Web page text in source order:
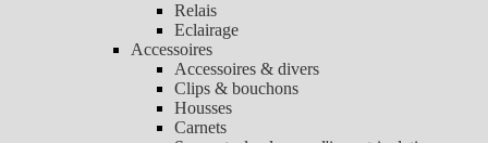
Relais
Eclairage
Accessoires
Accessoires & divers
Clips & bouchons
Housses
Carnets